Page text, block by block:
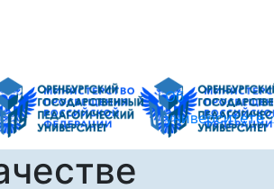
Об
университете